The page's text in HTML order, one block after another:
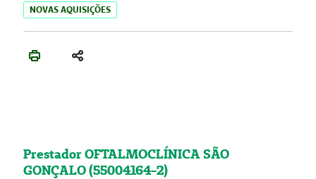
NOVAS AQUISIÇÕES
Prestador OFTALMOCLÍNICA SÃO
GONÇALO (55004164-2)